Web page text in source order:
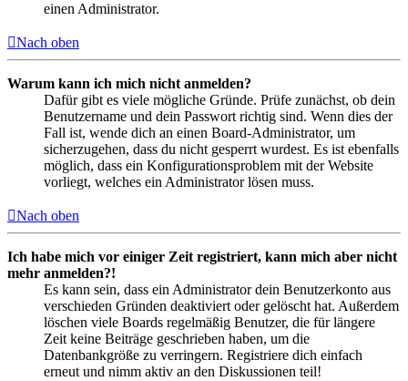
einen Administrator.
Nach oben
Warum kann ich mich nicht anmelden?
Dafür gibt es viele mögliche Gründe. Prüfe zunächst, ob dein
Benutzername und dein Passwort richtig sind. Wenn dies der
Fall ist, wende dich an einen Board-Administrator, um
sicherzugehen, dass du nicht gesperrt wurdest. Es ist ebenfalls
möglich, dass ein Konfigurationsproblem mit der Website
vorliegt, welches ein Administrator lösen muss.
Nach oben
Ich habe mich vor einiger Zeit registriert, kann mich aber nicht
mehr anmelden?!
Es kann sein, dass ein Administrator dein Benutzerkonto aus
verschieden Gründen deaktiviert oder gelöscht hat. Außerdem
löschen viele Boards regelmäßig Benutzer, die für längere
Zeit keine Beiträge geschrieben haben, um die
Datenbankgröße zu verringern. Registriere dich einfach
erneut und nimm aktiv an den Diskussionen teil!